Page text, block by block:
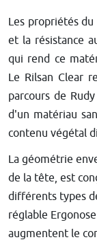
Les propriétés
et la résistance
qui rend ce
Le Rilsan Clear
parcours de
d'un matériau
contenu végétal
La géométrie
de la tête, est
différents types
réglable
augmentent le